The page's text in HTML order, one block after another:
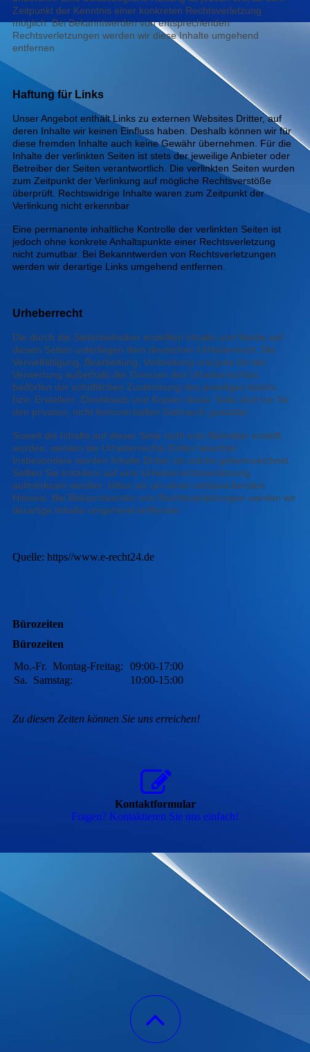
Zeitpunkt der Kenntnis einer konkreten Rechtsverletzung
möglich. Bei Bekanntwerden von entsprechenden
Rechtsverletzungen werden wir diese Inhalte umgehend
entfernen
Haftung für Links
Unser Angebot enthält Links zu externen Websites Dritter, auf
deren Inhalte wir keinen Einfluss haben. Deshalb können wir für
diese fremden Inhalte auch keine Gewähr übernehmen. Für die
Inhalte der verlinkten Seiten ist stets der jeweilige Anbieter oder
Betreiber der Seiten verantwortlich. Die verlinkten Seiten wurden
zum Zeitpunkt der Verlinkung auf mögliche Rechtsverstöße
überprüft. Rechtswidrige Inhalte waren zum Zeitpunkt der
Verlinkung nicht erkennbar
Eine permanente inhaltliche Kontrolle der verlinkten Seiten ist
jedoch ohne konkrete Anhaltspunkte einer Rechtsverletzung
nicht zumutbar. Bei Bekanntwerden von Rechtsverletzungen
werden wir derartige Links umgehend entfernen.
Urheberrecht
Die durch die Seitenbetreiber erstellten Inhalte und Werke auf
diesen Seiten unterliegen dem deutschen Urheberrecht. Die
Vervielfältigung, Bearbeitung, Verbreitung und jede Art der
Verwertung außerhalb der Grenzen des Urheberrechtes
bedürfen der schriftlichen Zustimmung des jeweiligen Autors
bzw. Erstellers. Downloads und Kopien dieser Seite sind nur für
den privaten, nicht kommerziellen Gebrauch gestattet.
Soweit die Inhalte auf dieser Seite nicht vom Betreiber erstellt
wurden, werden die Urheberrechte Dritter beachtet.
Insbesondere werden Inhalte Dritter als solche gekennzeichnet.
Sollten Sie trotzdem auf eine Urheberrechtsverletzung
aufmerksam werden, bitten wir um einen entsprechenden
Hinweis. Bei Bekanntwerden von Rechtsverletzungen werden wir
derartige Inhalte umgehend entfernen.
Quelle: https//www.e-recht24.de
Bürozeiten
Bürozeiten
Mo.-Fr. Montag-Freitag:
09:00-17:00
Sa. Samstag: 10:00-15:00
Zu diesen Zeiten können Sie uns erreichen!
Kontaktformular
Fragen? Kontaktieren Sie uns einfach!